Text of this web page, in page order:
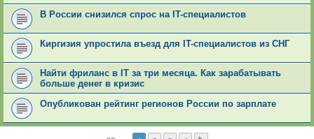
В России снизился спрос на IT-специалистов
Киргизия упростила въезд для IT-специалистов из СНГ
Найти фриланс в IT за три месяца. Как зарабатывать
больше денег в кризис
Опубликован рейтинг регионов России по зарплате